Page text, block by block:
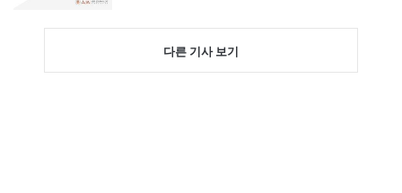
다른 기사 보기